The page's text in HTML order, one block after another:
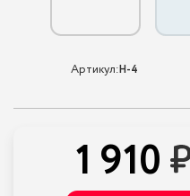
Артикул:H-4
1 910